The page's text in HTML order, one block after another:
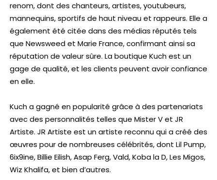
renom, dont des chanteurs, artistes, youtubeurs,
mannequins, sportifs de haut niveau et rappeurs. Elle a
également été citée dans des médias réputés tels
que Newsweed et Marie France, confirmant ainsi sa
réputation de valeur sûre. La boutique Kuch est un
gage de qualité, et les clients peuvent avoir confiance
en elle.
Kuch a gagné en popularité grâce à des partenariats
avec des personnalités telles que Mister V et JR
Artiste. JR Artiste est un artiste reconnu qui a créé des
œuvres pour de nombreuses célébrités, dont Lil Pump,
6ix9ine, Billie Eilish, Asap Ferg, Vald, Koba la D, Les Migos,
Wiz Khalifa, et bien d’autres.